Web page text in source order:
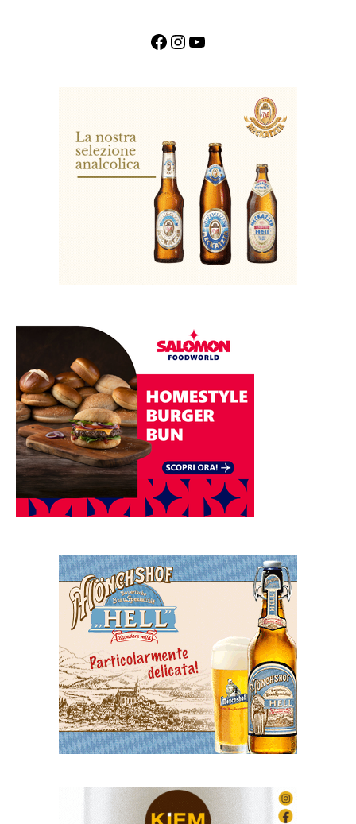
Facebook InstagramYouTube